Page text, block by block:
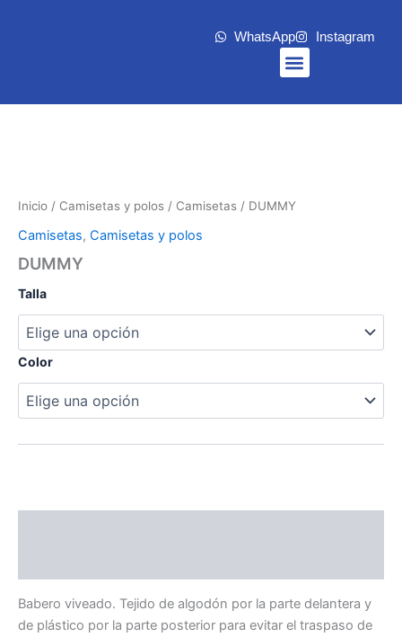
WhatsApp Instagram
Menu
Inicio / Camisetas y polos / Camisetas / DUMMY
Camisetas, Camisetas y polos
DUMMY
Talla
Color
Babero viveado. Tejido de algodón por la parte delantera y
de plástico por la parte posterior para evitar el traspaso de